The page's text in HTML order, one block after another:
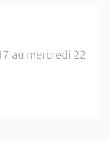
au mercredi 22